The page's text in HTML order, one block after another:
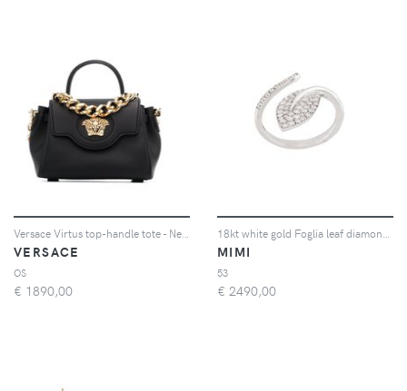
VERSACE
OS
€ 1890,00
MIMI
53
€ 2490,00